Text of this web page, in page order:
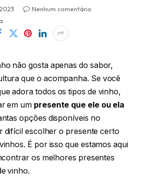
Nenhum comentário
não gosta apenas do sabor,
que o acompanha. Se você
adora todos os tipos de vinho,
em um presente que ele ou ela
opções disponíveis no
difícil escolher o presente certo
É por isso que estamos aqui
os melhores presentes
vinho.